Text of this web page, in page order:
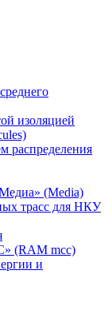
изоляцией
распределения
(Media)
трасс для НКУ
(RAM mcc)
и